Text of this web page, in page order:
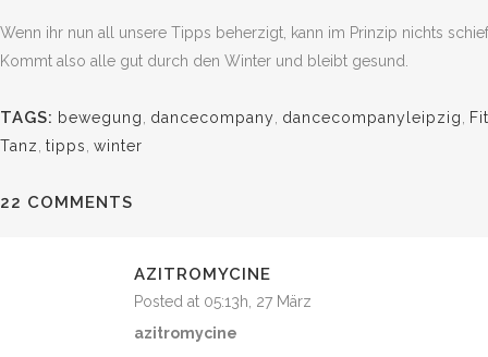
Wenn ihr nun all unsere Tipps beherzigt, kann im Prinzip nichts
Kommt also alle gut durch den Winter und bleibt gesund.
TAGS: bewegung dancecompany dancecompanyleipzig
Fit
Tanz tipps winter
22 COMMENTS
AZITROMYCINE
Posted at 05:13h, 27 März
azitromycine